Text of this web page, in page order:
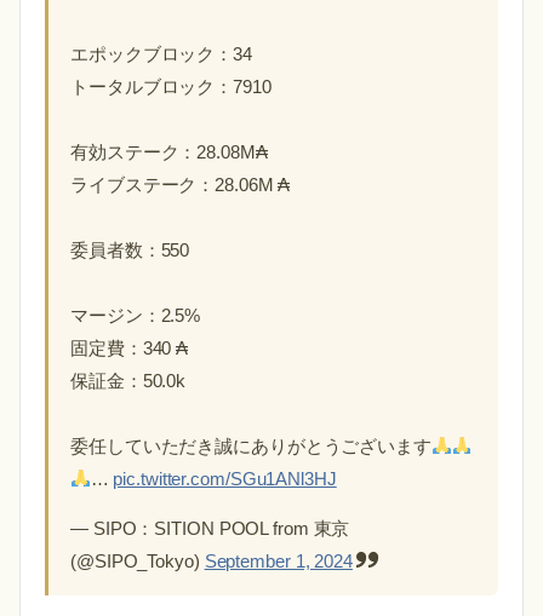
エポックブロック：34
トータルブロック：7910
有効ステーク：28.08M₳
ライブステーク：28.06M ₳
委員者数：550
マージン：2.5%
固定費：340 ₳
保証金：50.0k
委任していただき誠にありがとうございます
… pic.twitter.com/SGu1ANl3HJ
— SIPO：SITION POOL from 東京
(@SIPO_Tokyo) September 1, 2024